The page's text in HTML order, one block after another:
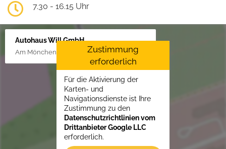
7.30 - 16.15 Uhr
Autohaus Will GmbH
Am Mönchenfelde 18, 38889 Blankenburg
Zustimmung
erforderlich
Für die Aktivierung der
Karten- und
Navigationsdienste ist Ihre
Zustimmung zu den
Datenschutzrichtlinien vom
Drittanbieter Google LLC
erforderlich.